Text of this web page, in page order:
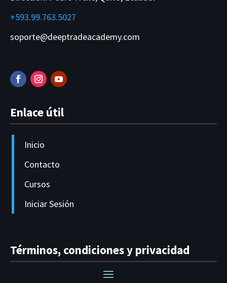
+593.99.763.5027
soporte@deeptradeacademy.com
Enlace útil
Inicio
Contacto
Cursos
Iniciar Sesión
Términos, condiciones y privacidad